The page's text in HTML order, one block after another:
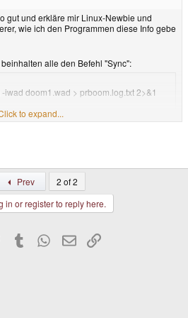
gut und erkläre mir Linux-Newbie und
wie ich den Programmen diese Info gebe
alle den Befehl "Sync":
iwad doom1.wad > prboom.log.txt 2>&1
to expand...
die du meinst?
to expand...
Prev
2 of 2
in or register to reply here.
PinterestTumblr WhatsApp
EmailLink